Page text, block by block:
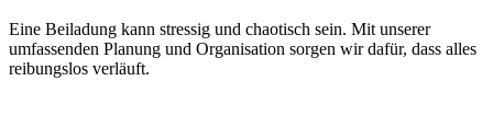
Eine Beiladung kann stressig und chaotisch sein. Mit unserer
umfassenden Planung und Organisation sorgen wir dafür, dass alles
reibungslos verläuft.